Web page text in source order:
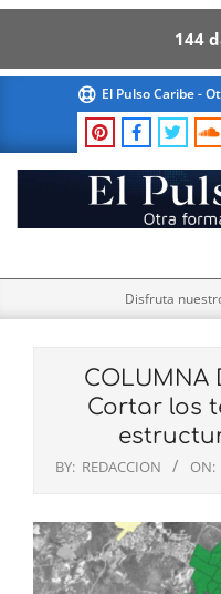
144
content
El Pulso Caribe -
El
Pulso
Navigation
Disfruta
COLUMNA
Cortar los
BY: REDACCION ON: